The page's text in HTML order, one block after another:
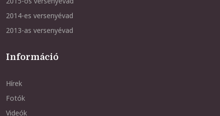
2014-es versenyévad
2013-as versenyévad
Információ
Hírek
Fotók
Videók